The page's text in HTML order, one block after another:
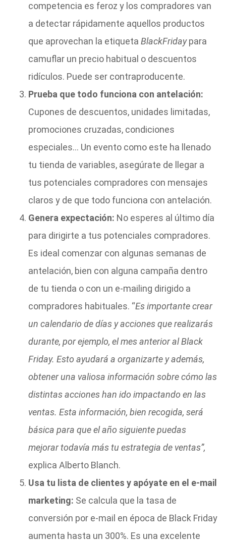
competencia es feroz y los compradores van
a detectar rápidamente aquellos productos
que aprovechan la etiqueta BlackFridaypara
camuflar un precio habitual o descuentos
ridículos. Puede ser contraproducente.
Prueba que todo funciona con antelación:
Cupones de descuentos, unidades limitadas,
promociones cruzadas, condiciones
especiales… Un evento como este ha llenado
tu tienda de variables, asegúrate de llegar a
tus potenciales compradores con mensajes
claros y de que todo funciona con antelación.
Genera expectación: No esperes al último día
para dirigirte a tus potenciales compradores.
Es ideal comenzar con algunas semanas de
antelación, bien con alguna campaña dentro
de tu tienda o con un e-mailing dirigido a
compradores habituales. “Es importante crear
un calendario de días y acciones que realizarás
durante, por ejemplo, el mes anterior al Black
Friday. Esto ayudará a organizarte y además,
obtener una valiosa información sobre cómo las
distintas acciones han ido impactando en las
ventas. Esta información, bien recogida, será
básica para que el año siguiente puedas
mejorar todavía más tu estrategia de ventas”,
explica Alberto Blanch.
Usa tu lista de clientes y apóyate en el e-mail
marketing: Se calcula que la tasa de
conversión por e-mail en época de Black Friday
aumenta hasta un 300%. Es una excelente